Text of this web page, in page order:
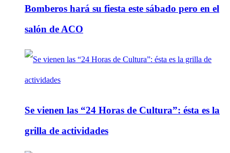
Bomberos hará su fiesta este sábado pero en el
salón de ACO
Se vienen las “24 Horas de Cultura”: ésta es la
grilla de actividades